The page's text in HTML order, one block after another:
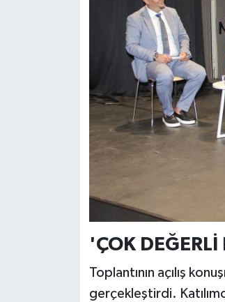
'ÇOK DEĞERLİ
Toplantının açılış
gerçekleştirdi.